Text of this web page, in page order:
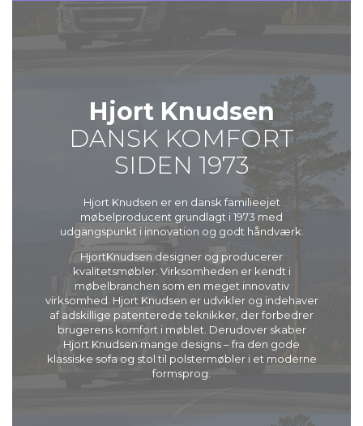
Hjort Knudsen
DANSK KOMFORT
SIDEN 1973
Hjort Knudsen er en dansk familieejet
møbelproducent grundlagt i 1973 med
udgangspunkt i innovation og godt håndværk.
HjortKnudsen designer og producerer
kvalitetsmøbler. Virksomheden er kendt i
møbelbranchen som en meget innovativ
virksomhed. Hjort Knudsen er udvikler og indehaver
af adskillige patenterede teknikker, der forbedrer
brugerens komfort i møblet. Derudover skaber
Hjort Knudsen mange designs – fra den gode
klassiske sofa og stol til polstermøbler i et moderne
formsprog.